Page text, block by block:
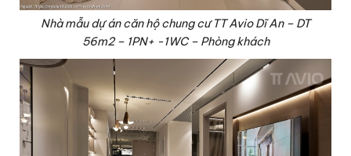
Nhà mẫu dự án căn hộ chung cư TT Avio Dĩ An – DT
56m2 – 1PN+ -1WC – Phòng khách